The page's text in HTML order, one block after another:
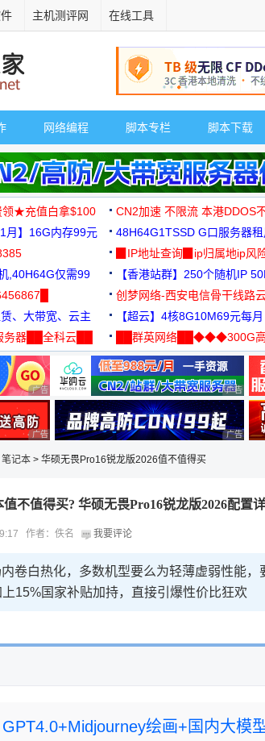
主机测评网 在线工具
网络编程 脚本专栏 脚本下载
领★充值白拿$100 CN2加速 不限流 本港DDOS
月】16G内存99元
48H64G1TSSD G口服务器
3000+可免费测试
▉IP地址查询▉ip归属地ip风
,40H64G仅需99
【香港站群】250个随机IP
创梦网络-西安电信骨干线路
88元/月
、大带宽、云主
【超云】4核8G10M69元每月
务器██全科云██
██群英网络██◆◆◆300G
◆◆◆
广告 商业广告，理性选择 广告 商
广告 商业广告，理性选择 广告 商
笔记本 > 华硕无畏Pro16锐龙版2026值不值得买
不值得买? 华硕无畏Pro16锐龙版2026配置
作者：佚名 我要评论
卷白热化，多数机型要么为轻薄虚弱性能
15%国家补贴加持，直接引爆性价比狂欢
GPT4.0+Midjourney绘画+国内大模